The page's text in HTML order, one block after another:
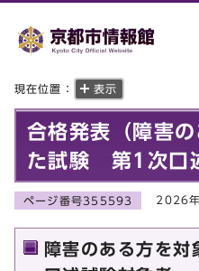
現在位置： 表示
合格発表（障害
た試験 第1次口
ページ番号355593 2026
障害のある方を